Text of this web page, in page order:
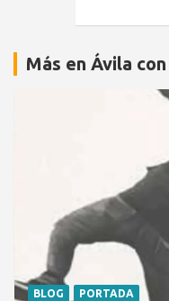
Más en Ávila
BLOG PORTADA